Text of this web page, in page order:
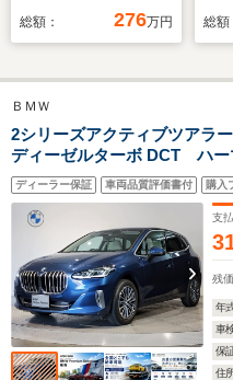
ノラミックサンルーフ
総額： 276万円 総額
ＢＭＷ
2シリーズアクティブツアラ
ディーゼルターボ DCT ハ
ヘッドアップディスプレイ
クティブクルーズコントロ
ト シートヒーター 電動
ディーラー保証 車両品質評価書付 購入
支
残
年
車
保
住